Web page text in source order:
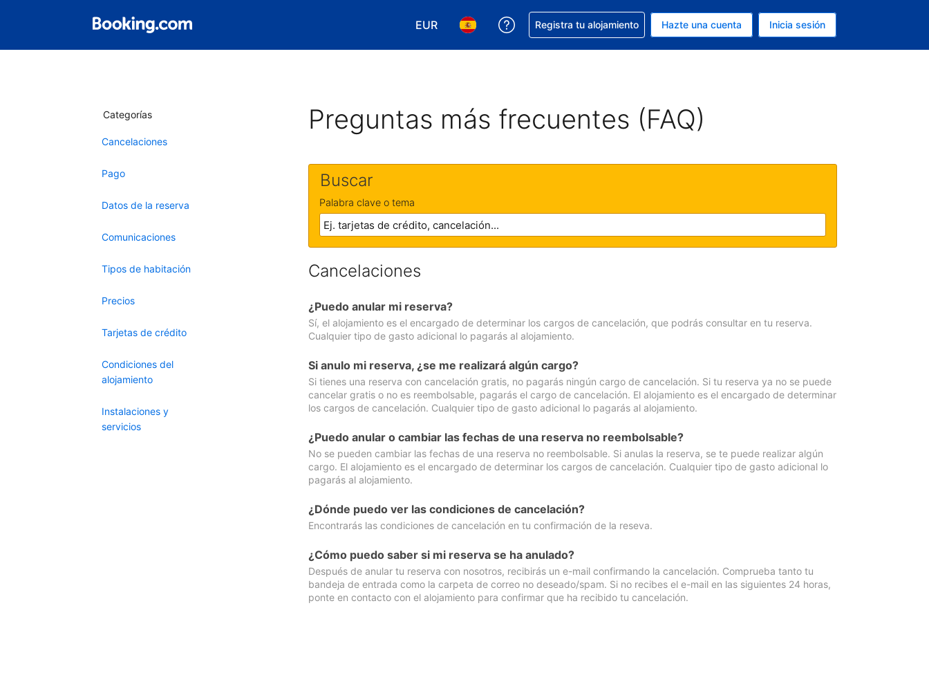
EUR
Elegir tu moneda. Tu moneda actual es EUR
Elegir el idioma que prefieres. Tu idioma actual es Español
Obtener ayuda con la reserva
Registra tu alojamiento Hazte una cuenta Inicia sesión
Categorías
Cancelaciones
Pago
Datos de la reserva
Comunicaciones
Tipos de habitación
Precios
Tarjetas de crédito
Condiciones del
alojamiento
Instalaciones y
servicios
Preguntas más frecuentes (FAQ)
Buscar
Palabra clave o tema
Cancelaciones
¿Puedo anular mi reserva?
Sí, el alojamiento es el encargado de determinar los cargos de cancelación, que podrás consultar en tu reserva.
Cualquier tipo de gasto adicional lo pagarás al alojamiento.
Si anulo mi reserva, ¿se me realizará algún cargo?
Si tienes una reserva con cancelación gratis, no pagarás ningún cargo de cancelación. Si tu reserva ya no se puede
cancelar gratis o no es reembolsable, pagarás el cargo de cancelación. El alojamiento es el encargado de determinar
los cargos de cancelación. Cualquier tipo de gasto adicional lo pagarás al alojamiento.
¿Puedo anular o cambiar las fechas de una reserva no reembolsable?
No se pueden cambiar las fechas de una reserva no reembolsable. Si anulas la reserva, se te puede realizar algún
cargo. El alojamiento es el encargado de determinar los cargos de cancelación. Cualquier tipo de gasto adicional lo
pagarás al alojamiento.
¿Dónde puedo ver las condiciones de cancelación?
Encontrarás las condiciones de cancelación en tu confirmación de la reseva.
¿Cómo puedo saber si mi reserva se ha anulado?
Después de anular tu reserva con nosotros, recibirás un e-mail confirmando la cancelación. Comprueba tanto tu
bandeja de entrada como la carpeta de correo no deseado/spam. Si no recibes el e-mail en las siguientes 24 horas,
ponte en contacto con el alojamiento para confirmar que ha recibido tu cancelación.